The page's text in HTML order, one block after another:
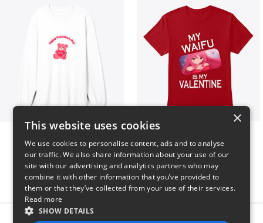
$37 $25
×
This website uses cookies
We use cookies to personalise content, ads and to analyse
our traffic. We also share information about your use of our
site with our advertising and analytics partners who may
combine it with other information that you’ve provided to
them or that they’ve collected from your use of their services.
Read more
SHOW DETAILS